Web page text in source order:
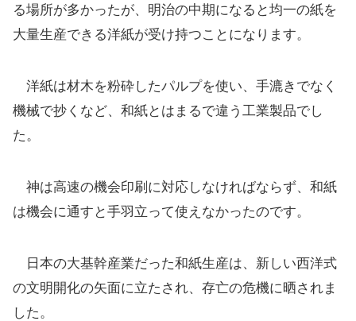
る場所が多かったが、明治の中期になると均一の紙を
大量生産できる洋紙が受け持つことになります。
洋紙は材木を粉砕したパルプを使い、手漉きでなく
機械で抄くなど、和紙とはまるで違う工業製品でし
た。
神は高速の機会印刷に対応しなければならず、和紙
は機会に通すと手羽立って使えなかったのです。
日本の大基幹産業だった和紙生産は、新しい西洋式
の文明開化の矢面に立たされ、存亡の危機に晒されま
した。